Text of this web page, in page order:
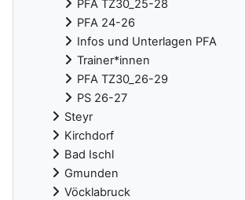
PFA TZ30_25-28
PFA 24-26
Infos und Unterlagen PFA
Trainer*innen
PFA TZ30_26-29
PS 26-27
Steyr
Kirchdorf
Bad Ischl
Gmunden
Vöcklabruck